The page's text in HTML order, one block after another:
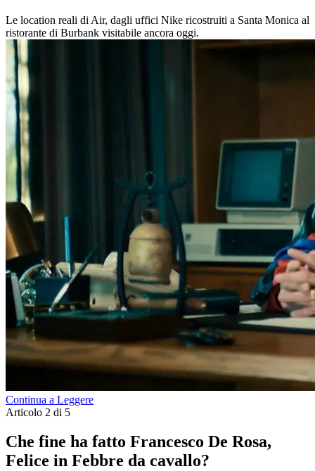
Le location reali di Air, dagli uffici Nike ricostruiti a Santa Monica al
ristorante di Burbank visitabile ancora oggi.
Continua a Leggere
Articolo 2 di 5
Che fine ha fatto Francesco De Rosa,
Felice in Febbre da cavallo?